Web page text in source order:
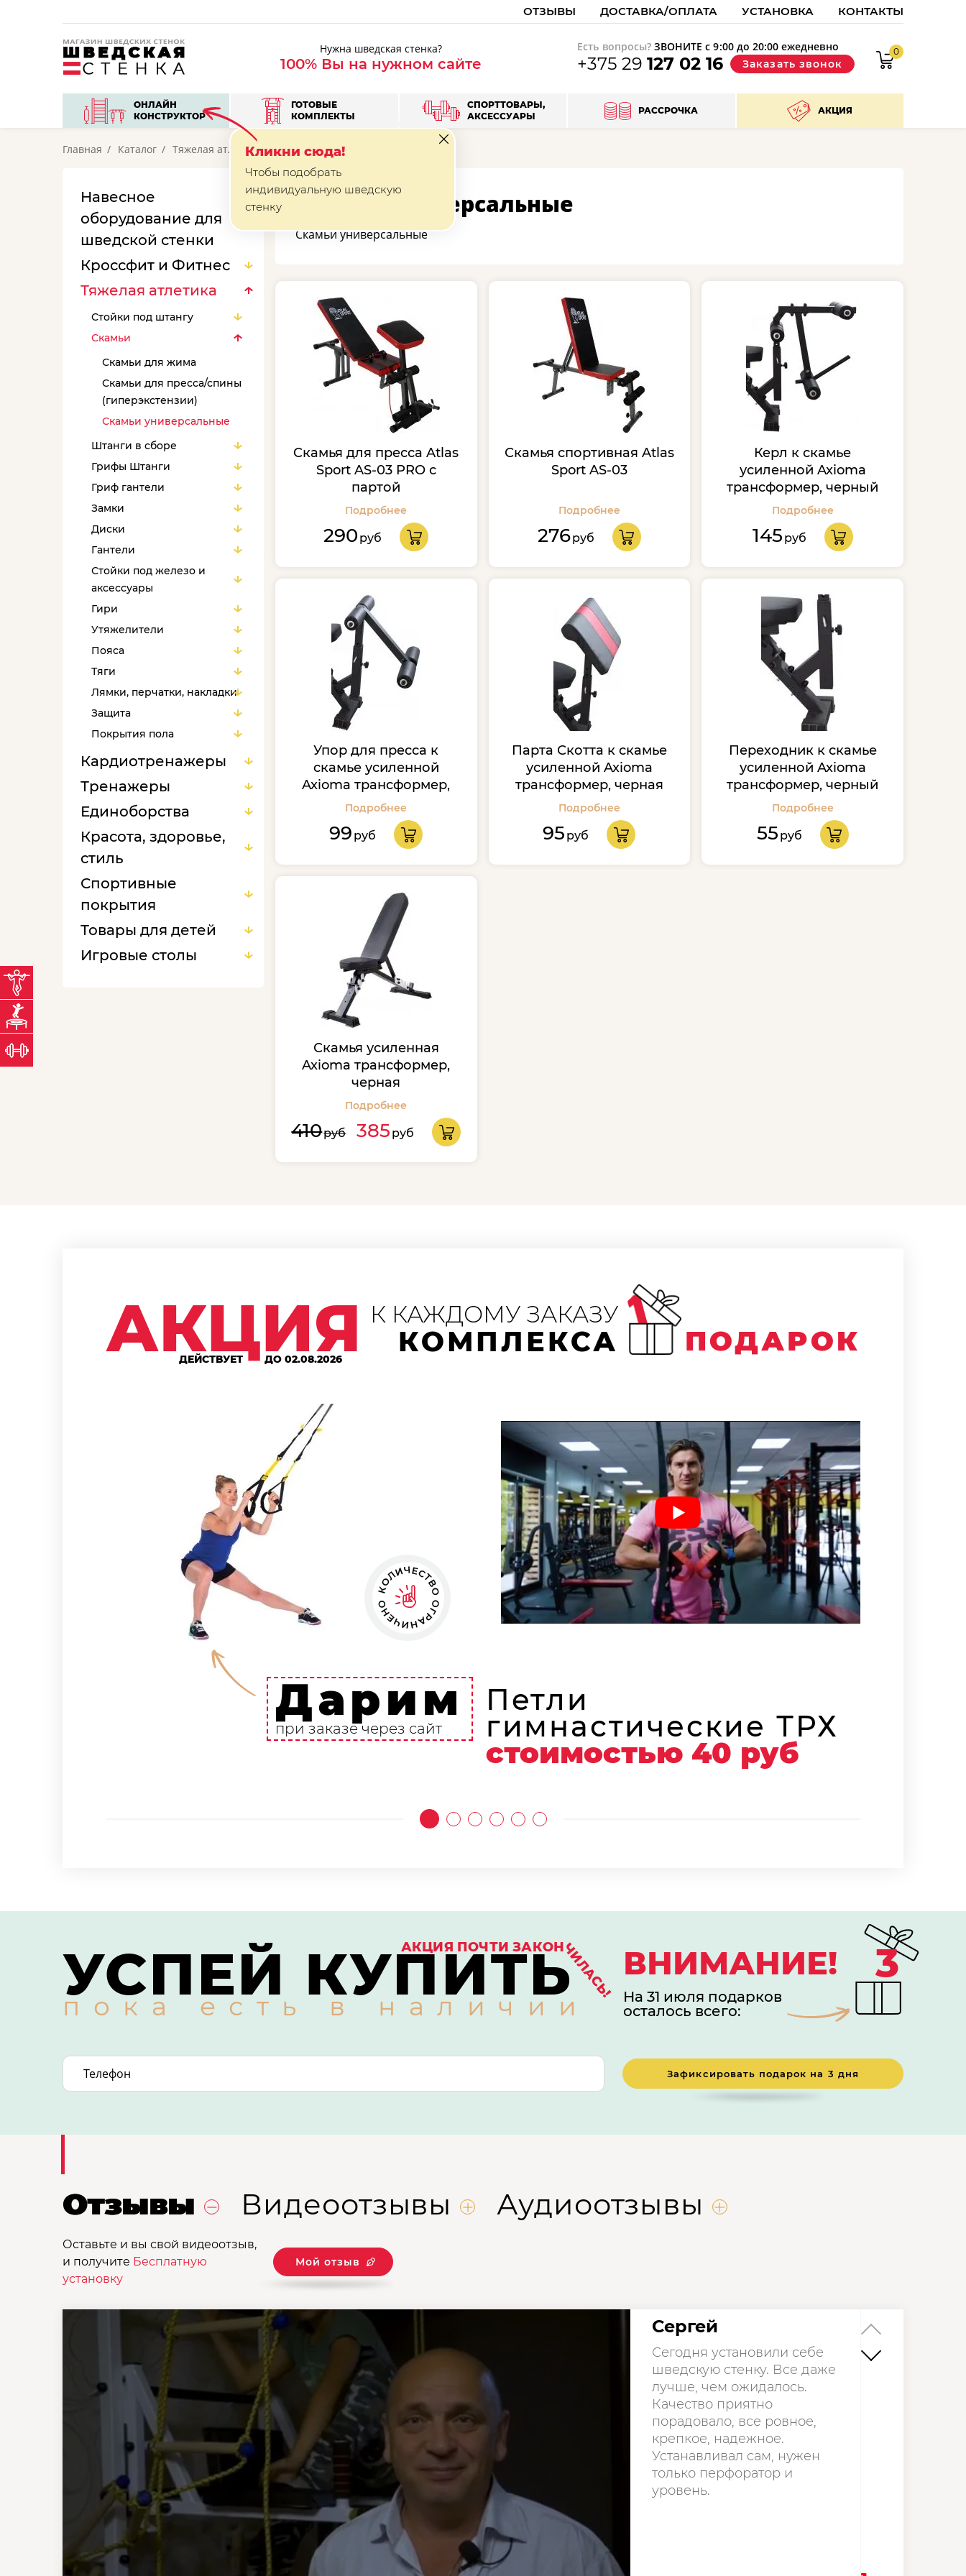
ОТЗЫВЫ ДОСТАВКА/ОПЛАТА УСТАНОВКА КОНТАКТЫ
Нужна шведская стенка?
100% Вы на нужном сайте
Есть вопросы?ЗВОНИТЕ с 9:00 до 20:00 ежедневно
+375 29127 02 16 Заказать звонок
0
ОНЛАЙН
КОНСТРУКТОР
Кликни сюда!
Чтобы подобрать
индивидуальную шведскую
стенку
ГОТОВЫЕ
КОМПЛЕКТЫ
СПОРТТОВАРЫ,
АКСЕССУАРЫ
РАССРОЧКА АКЦИЯ
Главная Каталог Тяжелая атлетика Скамьи Скамьи универсальные
Навесное
оборудование для
шведской стенки
Кроссфит и Фитнес
Тяжелая атлетика
Стойки под штангу
Скамьи
Скамьи для жима
Скамьи для пресса/спины
(гиперэкстензии)
Скамьи универсальные
Штанги в сборе
Грифы Штанги
Гриф гантели
Замки
Диски
Гантели
Стойки под железо и
аксессуары
Гири
Утяжелители
Пояса
Тяги
Лямки, перчатки, накладки
Защита
Покрытия пола
тренировок
Кардиотренажеры
Тренажеры
Единоборства
Красота, здоровье,
стиль
Спортивные
покрытия
Товары для детей
Игровые столы
Скамьи универсальные
Скамьи универсальные
Cкамья для пресса Atlas
Sport AS-03 PRO с
партой
Подробнее
290 руб
Скамья спортивная Atlas
Sport AS-03
Подробнее
276руб
Керл к скамье
усиленной Axioma
трансформер, черный
Подробнее
145 руб
Упор для пресса к
скамье усиленной
Axioma трансформер,
черный
Подробнее
99 руб
Парта Скотта к скамье
усиленной Axioma
трансформер, черная
Подробнее
95 руб
Переходник к скамье
усиленной Axioma
трансформер, черный
Подробнее
55 руб
Скамья усиленная
Axioma трансформер,
черная
Подробнее
410руб 385 руб
АКЦИЯ
ДЕЙСТВУЕТ ДО 02.08.2026
К КАЖДОМУ ЗАКАЗУ
КОМПЛЕКСА ПОДАРОК
Дарим
при заказе через сайт
Петли
гимнастические ТРХ
стоимостью 40 руб
АКЦИЯ ПОЧТИ ЗАКОНЧИЛАСЬ!
УСПЕЙ КУПИТЬ
пока есть в наличии
ВНИМАНИЕ!
На 31 июля подарков
осталось всего:
3
Зафиксировать подарок на 3 дня
Отзывы Видеоотзывы Аудиоотзывы
Оставьте и вы свой видеоотзыв,
и получите Бесплатную
установку
Мой отзыв
Сергей
Сегодня установили себе
шведскую стенку. Все даже
лучше, чем ожидалось.
Качество приятно
порадовало, все ровное,
крепкое, надежное.
Устанавливал сам, нужен
только перфоратор и
уровень.